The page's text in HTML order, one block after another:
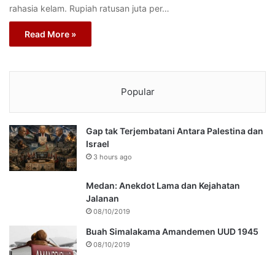
rahasia kelam. Rupiah ratusan juta per…
Read More »
Popular
Gap tak Terjembatani Antara Palestina dan
Israel
3 hours ago
Medan: Anekdot Lama dan Kejahatan
Jalanan
08/10/2019
Buah Simalakama Amandemen UUD 1945
08/10/2019